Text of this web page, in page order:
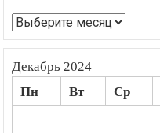
Архивы
Декабрь 2024
Пн Вт Ср